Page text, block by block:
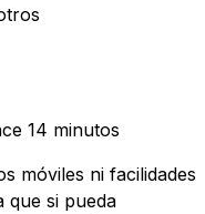
14 minutos
móviles ni facilidades
que si pueda